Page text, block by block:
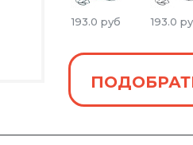
193.0 руб 193.0